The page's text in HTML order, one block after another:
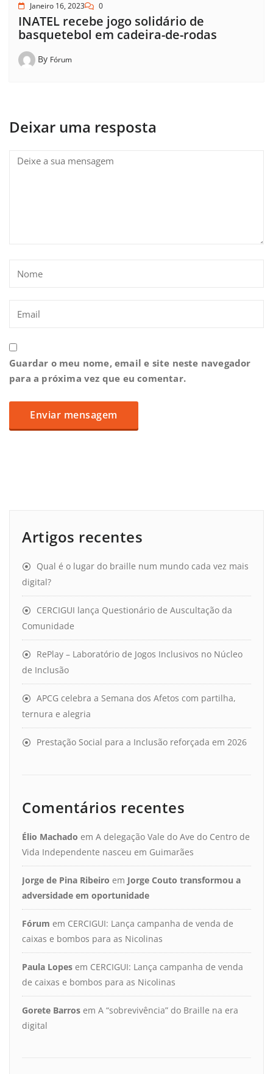
Janeiro 16, 2023 0
INATEL recebe jogo solidário de
basquetebol em cadeira-de-rodas
By Fórum
Deixar uma resposta
Guardar o meu nome, email e site neste navegador
para a próxima vez que eu comentar.
Artigos recentes
Qual é o lugar do braille num mundo cada vez mais
digital?
CERCIGUI lança Questionário de Auscultação da
Comunidade
RePlay – Laboratório de Jogos Inclusivos no Núcleo
de Inclusão
APCG celebra a Semana dos Afetos com partilha,
ternura e alegria
Prestação Social para a Inclusão reforçada em 2026
Comentários recentes
Élio Machado em A delegação Vale do Ave do Centro de
Vida Independente nasceu em Guimarães
Jorge de Pina Ribeiro em Jorge Couto transformou a
adversidade em oportunidade
Fórum em CERCIGUI: Lança campanha de venda de
caixas e bombos para as Nicolinas
Paula Lopes em CERCIGUI: Lança campanha de venda
de caixas e bombos para as Nicolinas
Gorete Barros em A “sobrevivência” do Braille na era
digital